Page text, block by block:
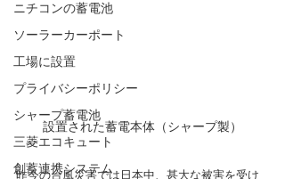
ニチコンの蓄電池
ソーラーカーポート
工場に設置
プライバシーポリシー
シャープ蓄電池
三菱エコキュート
創蓄連携システム
設置された蓄電本体（シャープ製）
昨今の台風災害では日本中、甚大な被害を受け